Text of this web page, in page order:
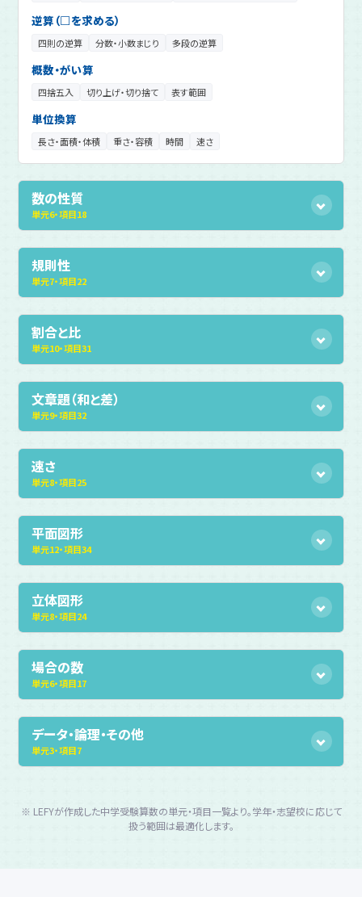
逆算（□を求める）
四則の逆算 分数・小数まじり 多段の逆算
概数・がい算
四捨五入 切り上げ・切り捨て 表す範囲
単位換算
長さ・面積・体積 重さ・容積 時間 速さ
数の性質
単元6・項目18
規則性
単元7・項目22
割合と比
単元10・項目31
文章題（和と差）
単元9・項目32
速さ
単元8・項目25
平面図形
単元12・項目34
立体図形
単元8・項目24
場合の数
単元6・項目17
データ・論理・その他
単元3・項目7
※ LEFYが作成した中学受験算数の単元・項目一覧より。学年・志望校に応じて
扱う範囲は最適化します。